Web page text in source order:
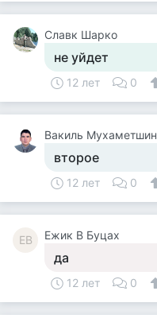
Славк Шарко
не уйдет
12 лет 0
Вакиль Мухаметшин
второе
12 лет 0
ЕВ Ежик В Буцах
да
12 лет 0